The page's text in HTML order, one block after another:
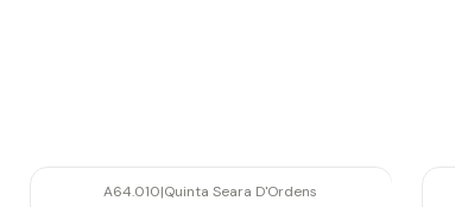
A64.010|Quinta Seara D'Ordens